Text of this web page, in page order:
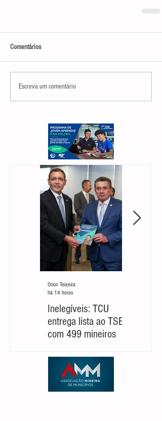
Comentários
Escreva um comentário
Inelegíveis: TCU
entrega lista ao TSE
com 499 mineiros
Orion Teixeira
há 14 horas